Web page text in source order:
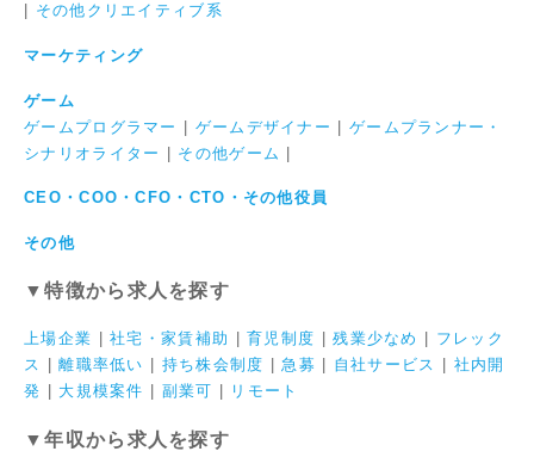
その他クリエイティブ系
マーケティング
ゲーム
ゲームプログラマー | ゲームデザイナー | ゲームプランナー・
シナリオライター | その他ゲーム |
CEO・COO・CFO・CTO・その他役員
その他
▼特徴から求人を探す
上場企業 |社宅・家賃補助 |育児制度 |残業少なめ
フレック
ス
|離職率低い 持ち株会制度 |急募 自社サービス
社内開
発
大規模案件 副業可 リモート
▼年収から求人を探す